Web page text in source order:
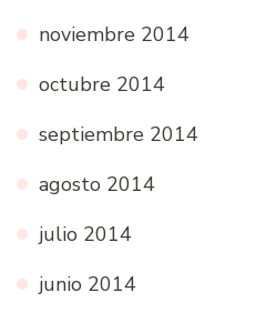
noviembre 2014
octubre 2014
septiembre 2014
agosto 2014
julio 2014
junio 2014